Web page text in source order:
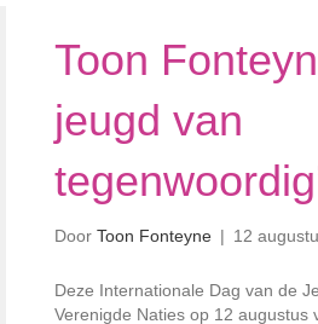
Toon
jeugd van
Door Toon Fonteyne | 12
Deze Internationale Dag van de
Verenigde Naties op 12 augustus